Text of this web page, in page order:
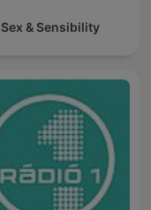
Sex & Sensibility